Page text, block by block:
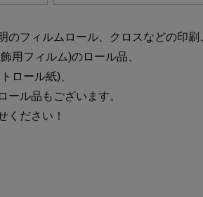
フィルムロール、クロスなどの印刷
用フィルム)のロール品、
ロール紙)、
ル品もございます。
ください！